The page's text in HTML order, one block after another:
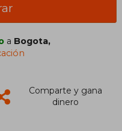
a Bogota,
Comparte y gana
dinero